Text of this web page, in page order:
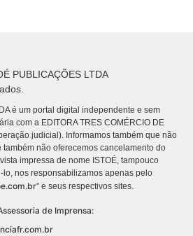
PUBLICAÇÕES LTDA
é um portal digital independente e sem
com a EDITORA TRES COMÉRCIO DE
judicial). Informamos também que não
não oferecemos cancelamento do
impressa de nome ISTOÉ, tampouco
lo, nos responsabilizamos apenas pelo
” e seus respectivos sites.
de Imprensa: